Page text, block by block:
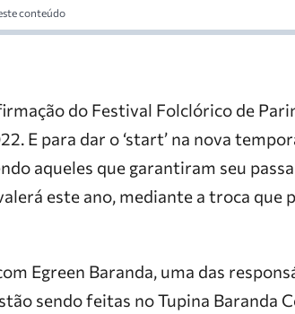
conteúdo
do Festival Folclórico de
E para dar o ‘start’ na nova
aqueles que garantiram seu
este ano, mediante a troca
Egreen Baranda, uma das
sendo feitas no Tupina Baranda